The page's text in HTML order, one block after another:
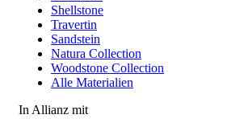
Shellstone
Travertin
Sandstein
Natura Collection
Woodstone Collection
Alle Materialien
In Allianz mit